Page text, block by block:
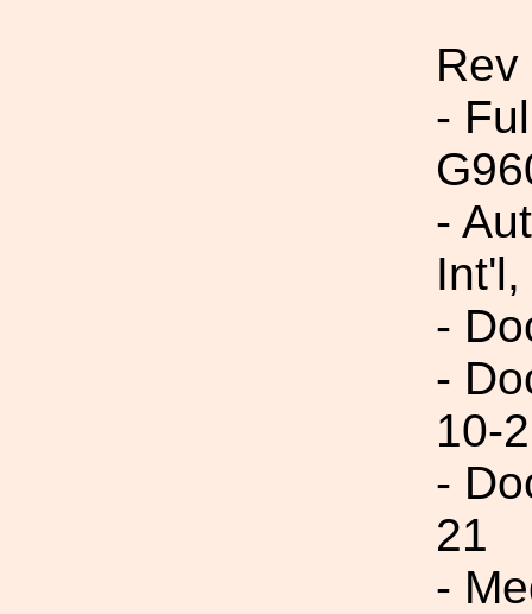
-
-
-
-
10-
-
21
-